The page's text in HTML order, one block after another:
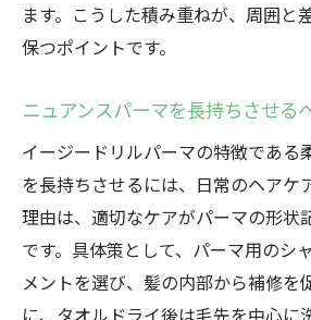
ます。こうした積み重ねが、周囲と
保つポイントです。
ニュアンスパーマを長持ちさせる
イージードリルパーマの特徴である
を長持ちさせるには、日常のヘアケ
理由は、適切なケアがパーマの形状
です。具体策として、パーマ用のシ
メントを選び、髪の内部から補修を
に、タオルドライ後は毛先を中心に